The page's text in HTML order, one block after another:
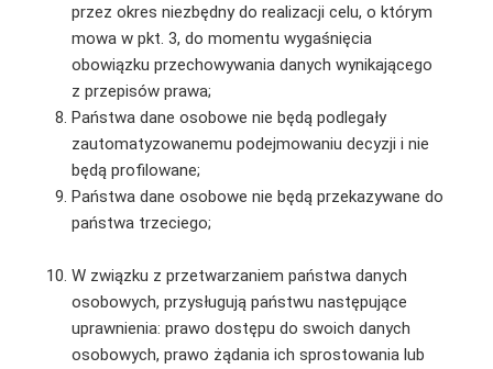
przez okres niezbędny do realizacji celu, o którym
mowa w pkt. 3, do momentu wygaśnięcia
obowiązku przechowywania danych wynikającego
z przepisów prawa;
Państwa dane osobowe nie będą podlegały
zautomatyzowanemu podejmowaniu decyzji i nie
będą profilowane;
Państwa dane osobowe nie będą przekazywane do
państwa trzeciego;
W związku z przetwarzaniem państwa danych
osobowych, przysługują państwu następujące
uprawnienia: prawo dostępu do swoich danych
osobowych, prawo żądania ich sprostowania lub